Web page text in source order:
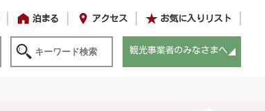
泊まる アクセス お気に入りリスト
観光事業者のみなさまへ